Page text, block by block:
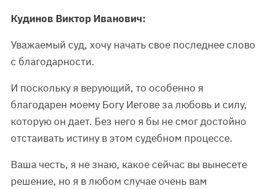
Кудинов Виктор Иванович:
Уважаемый суд, хочу начать свое последнее слово
с благодарности.
И поскольку я верующий, то особенно я
благодарен моему Богу Иегове за любовь и силу,
которую он дает. Без него я бы не смог достойно
отстаивать истину в этом судебном процессе.
Ваша честь, я не знаю, какое сейчас вы вынесете
решение, но я в любом случае очень вам